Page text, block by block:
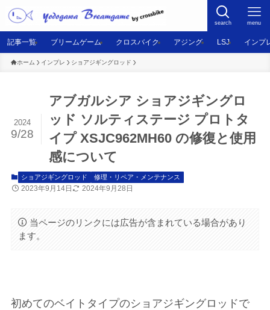
search menu
記事一覧 ブリームゲーム クロスバイク アジング LSJ インプ
ホーム インプレ ショアジギングロッド
アブガルシア ショアジギングロ
ッド ソルティステージ プロトタ
イプ XSJC962MH60 の修復と使用
感について
2024
9/28
ショアジギングロッド 修理・リペア・メンテナンス
2023年9月14日 2024年9月28日
当ページのリンクには広告が含まれている場合があり
ます。
初めてのベイトタイプのショアジギングロッドで